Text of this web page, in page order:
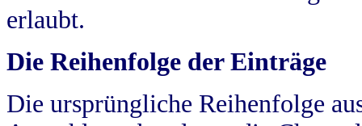
erlaubt.
Die Reihenfolge der Einträge
Die ursprüngliche Reihenfolge